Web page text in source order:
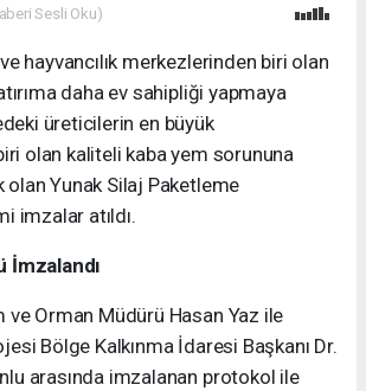
Sesli Oku)
ve hayvancılık merkezlerinden biri olan
daha ev sahipliği yapmaya
üreticilerin en büyük
olan kaliteli kaba yem sorununa
Yunak Silaj Paketleme
imzalar atıldı.
İmzalandı
ve Orman Müdürü Hasan Yaz ile
Bölge Kalkınma İdaresi Başkanı Dr.
arasında imzalanan protokol ile